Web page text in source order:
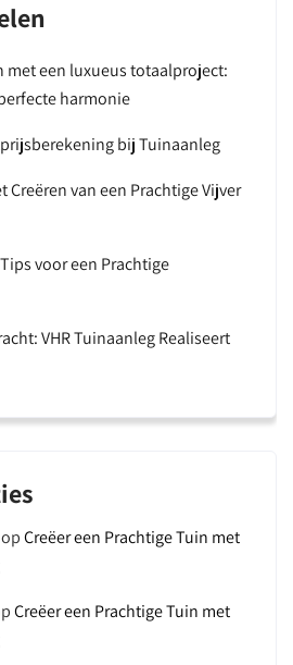
met een luxueus totaalproject:
harmonie
bij Tuinaanleg
Creëren van een Prachtige Vijver
voor een Prachtige
VHR Tuinaanleg Realiseert
opCreëer een Prachtige Tuin met
Creëer een Prachtige Tuin met